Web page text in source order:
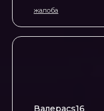
жалоба
Валераcs16